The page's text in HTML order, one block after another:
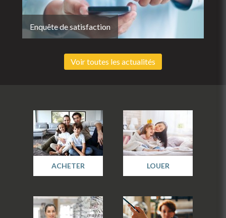
Enquête de satisfaction
Voir toutes les actualités
ACHETER LOUER